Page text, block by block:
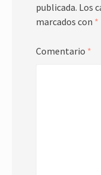
publicada. Los
marcados con *
Comentario *